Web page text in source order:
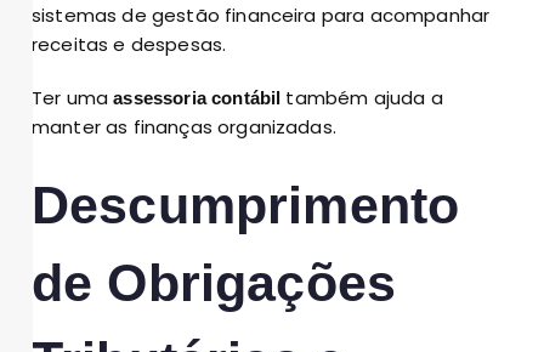
sistemas de gestão financeira para acompanhar
receitas e despesas.
Ter umaassessoria contábil também ajuda a
manter as finanças organizadas.
Descumprimento
de Obrigações